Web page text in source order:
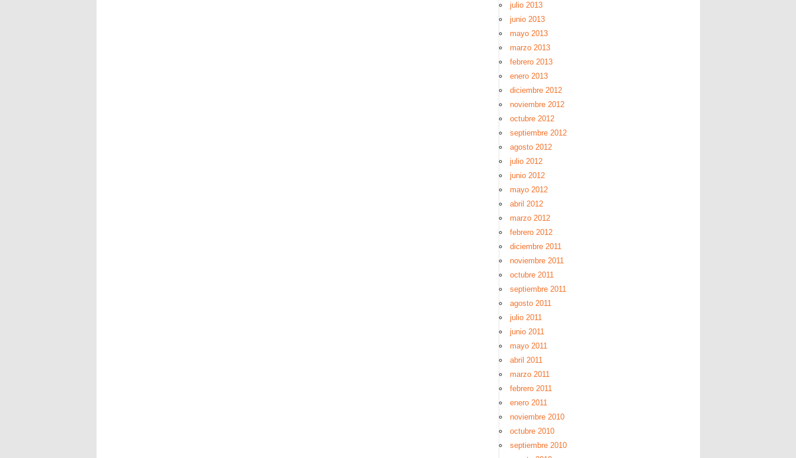
julio 2013
junio 2013
mayo 2013
marzo 2013
febrero 2013
enero 2013
diciembre 2012
noviembre 2012
octubre 2012
septiembre 2012
agosto 2012
julio 2012
junio 2012
mayo 2012
abril 2012
marzo 2012
febrero 2012
diciembre 2011
noviembre 2011
octubre 2011
septiembre 2011
agosto 2011
julio 2011
junio 2011
mayo 2011
abril 2011
marzo 2011
febrero 2011
enero 2011
noviembre 2010
octubre 2010
septiembre 2010